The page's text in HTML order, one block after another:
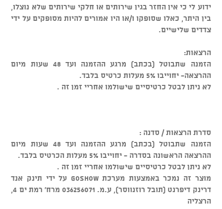
ידוע לי כי אין החזר בגין שירותים או חלקי שירותים שלא נוצלו,
בין היתר, כאלו שסופקו ו/או היו אמורים להיות מסופקים על ידי
צדדים שלישיים.
הרצאות:
הזמנה שתבוטל (בכתב) מרגע ההזמנה ועד 48 שעות מיום
ההרצאה- יחוייבו 5% מעלות כרטיס בלבד.
לא ניתן לבטל כרטיסיים שישולמו אחריי זמן זה .
סדרת הרצאות / סדנה :
הזמנה שתבוטל (בכתב) מרגע ההזמנה ועד 48 שעות מיום
ההרצאה הראשונה בסדרה - יחוייבו 5% מעלות הכרטיס בלבד.
לא ניתן לבטל כרטיסיים שישולמו אחריי זמן זה .
מוצר זה נמכר באמצעות מערכת GOSHOW על ידי תינק אנד
דרינק דיפרנט (תובל רוזנווסר), ע.מ. 036256071 מרח' רמת ים 4,
הרצליה